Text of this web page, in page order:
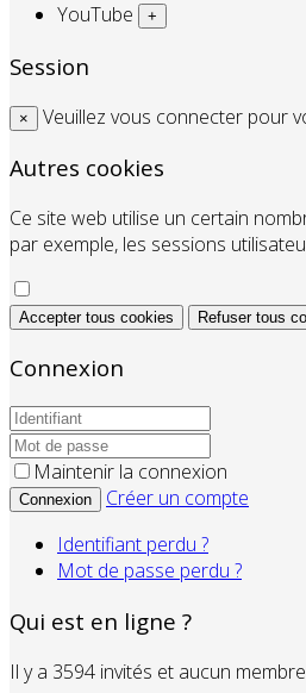
YouTube +
Session
× Veuillez vous connecter pour
Autres cookies
Ce site web utilise un certain
par exemple, les sessions
Accepter tous cookies Refuser tous
Connexion
Maintenir la connexion
Connexion
Créer un compte
Identifiant perdu ?
Mot de passe perdu ?
Qui est en ligne ?
Il y a 3594 invités et aucun